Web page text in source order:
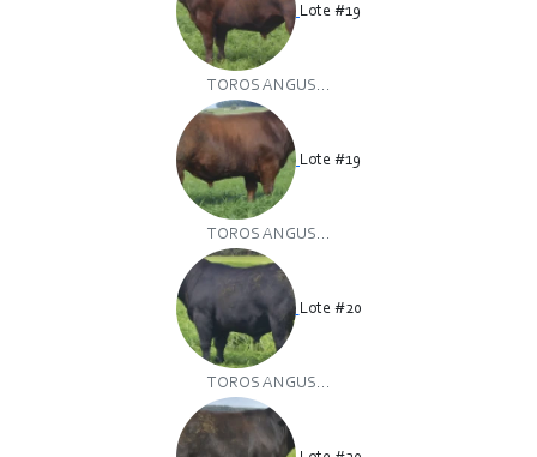
Lote #19
TOROS ANGUS...
Lote #19
TOROS ANGUS...
Lote #20
TOROS ANGUS...